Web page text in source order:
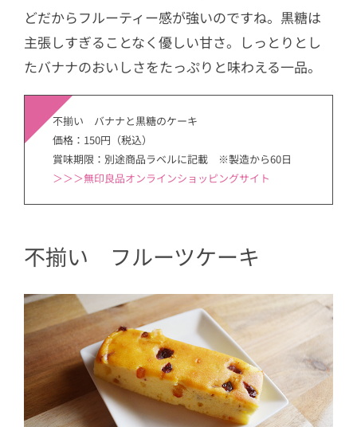
どだからフルーティー感が強いのですね。黒糖は
主張しすぎることなく優しい甘さ。しっとりとし
たバナナのおいしさをたっぷりと味わえる一品。
不揃い バナナと黒糖のケーキ
価格：150円（税込）
賞味期限：別途商品ラベルに記載 ※製造から60日
＞＞＞無印良品オンラインショッピングサイト
不揃い フルーツケーキ